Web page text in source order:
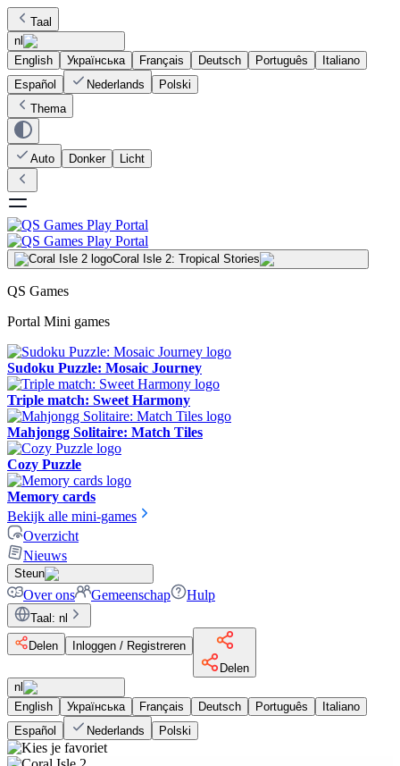
Taal
nl
English
Українська Français Deutsch Português
Italiano
Español
Nederlands
Polski
Thema
Auto Donker Licht
Coral Isle 2: Tropical Stories
QS Games
Portal Mini games
Sudoku Puzzle: Mosaic Journey
Triple match: Sweet Harmony
Mahjongg Solitaire: Match Tiles
Cozy Puzzle
Memory cards
Bekijk alle mini-games
Overzicht
Nieuws
Steun
Over ons Gemeenschap Hulp
Taal : nl
Delen
Inloggen / Registreren
Delen
nl
English
Українська Français Deutsch Português
Italiano
Español
Nederlands Polski